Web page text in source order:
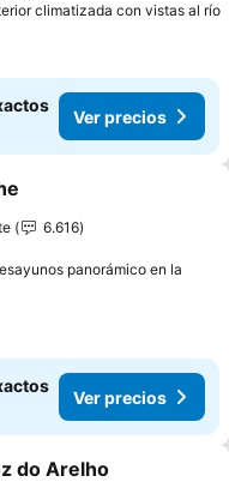
climatizada con vistas al río
Ver precios
a favoritos
6.616
panorámico en la
Ver precios
a favoritos
do Arelho